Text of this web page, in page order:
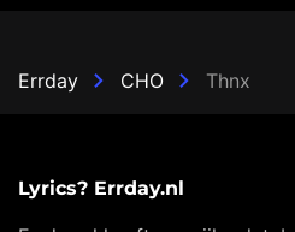
Errday CHO Thnx
Lyrics? Errday.nl